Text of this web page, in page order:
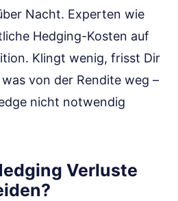
Nacht. Experten wie
Hedging-Kosten auf
Klingt wenig, frisst Dir
von der Rendite weg –
nicht notwendig
Verluste